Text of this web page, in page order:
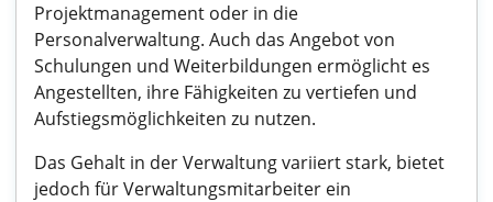
Projektmanagement oder in die
Personalverwaltung. Auch das Angebot von
Schulungen und Weiterbildungen ermöglicht es
Angestellten, ihre Fähigkeiten zu vertiefen und
Aufstiegsmöglichkeiten zu nutzen.
Das Gehalt in der Verwaltung variiert stark, bietet
jedoch für Verwaltungsmitarbeiter ein